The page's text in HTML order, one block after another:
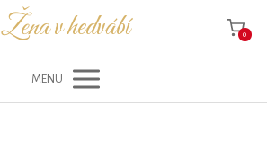
Žena v hedvábí 0
MENU